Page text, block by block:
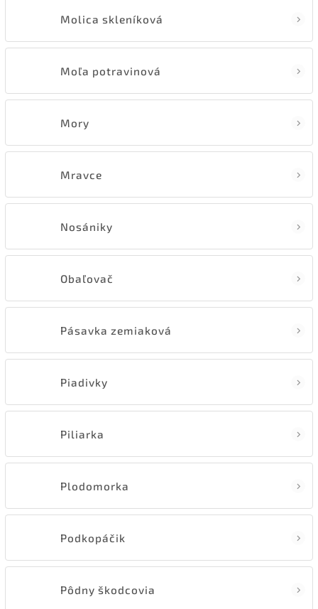
Molica skleníková
Moľa potravinová
Mory
Mravce
Nosániky
Obaľovač
Pásavka zemiaková
Piadivky
Piliarka
Plodomorka
Podkopáčik
Pôdny škodcovia